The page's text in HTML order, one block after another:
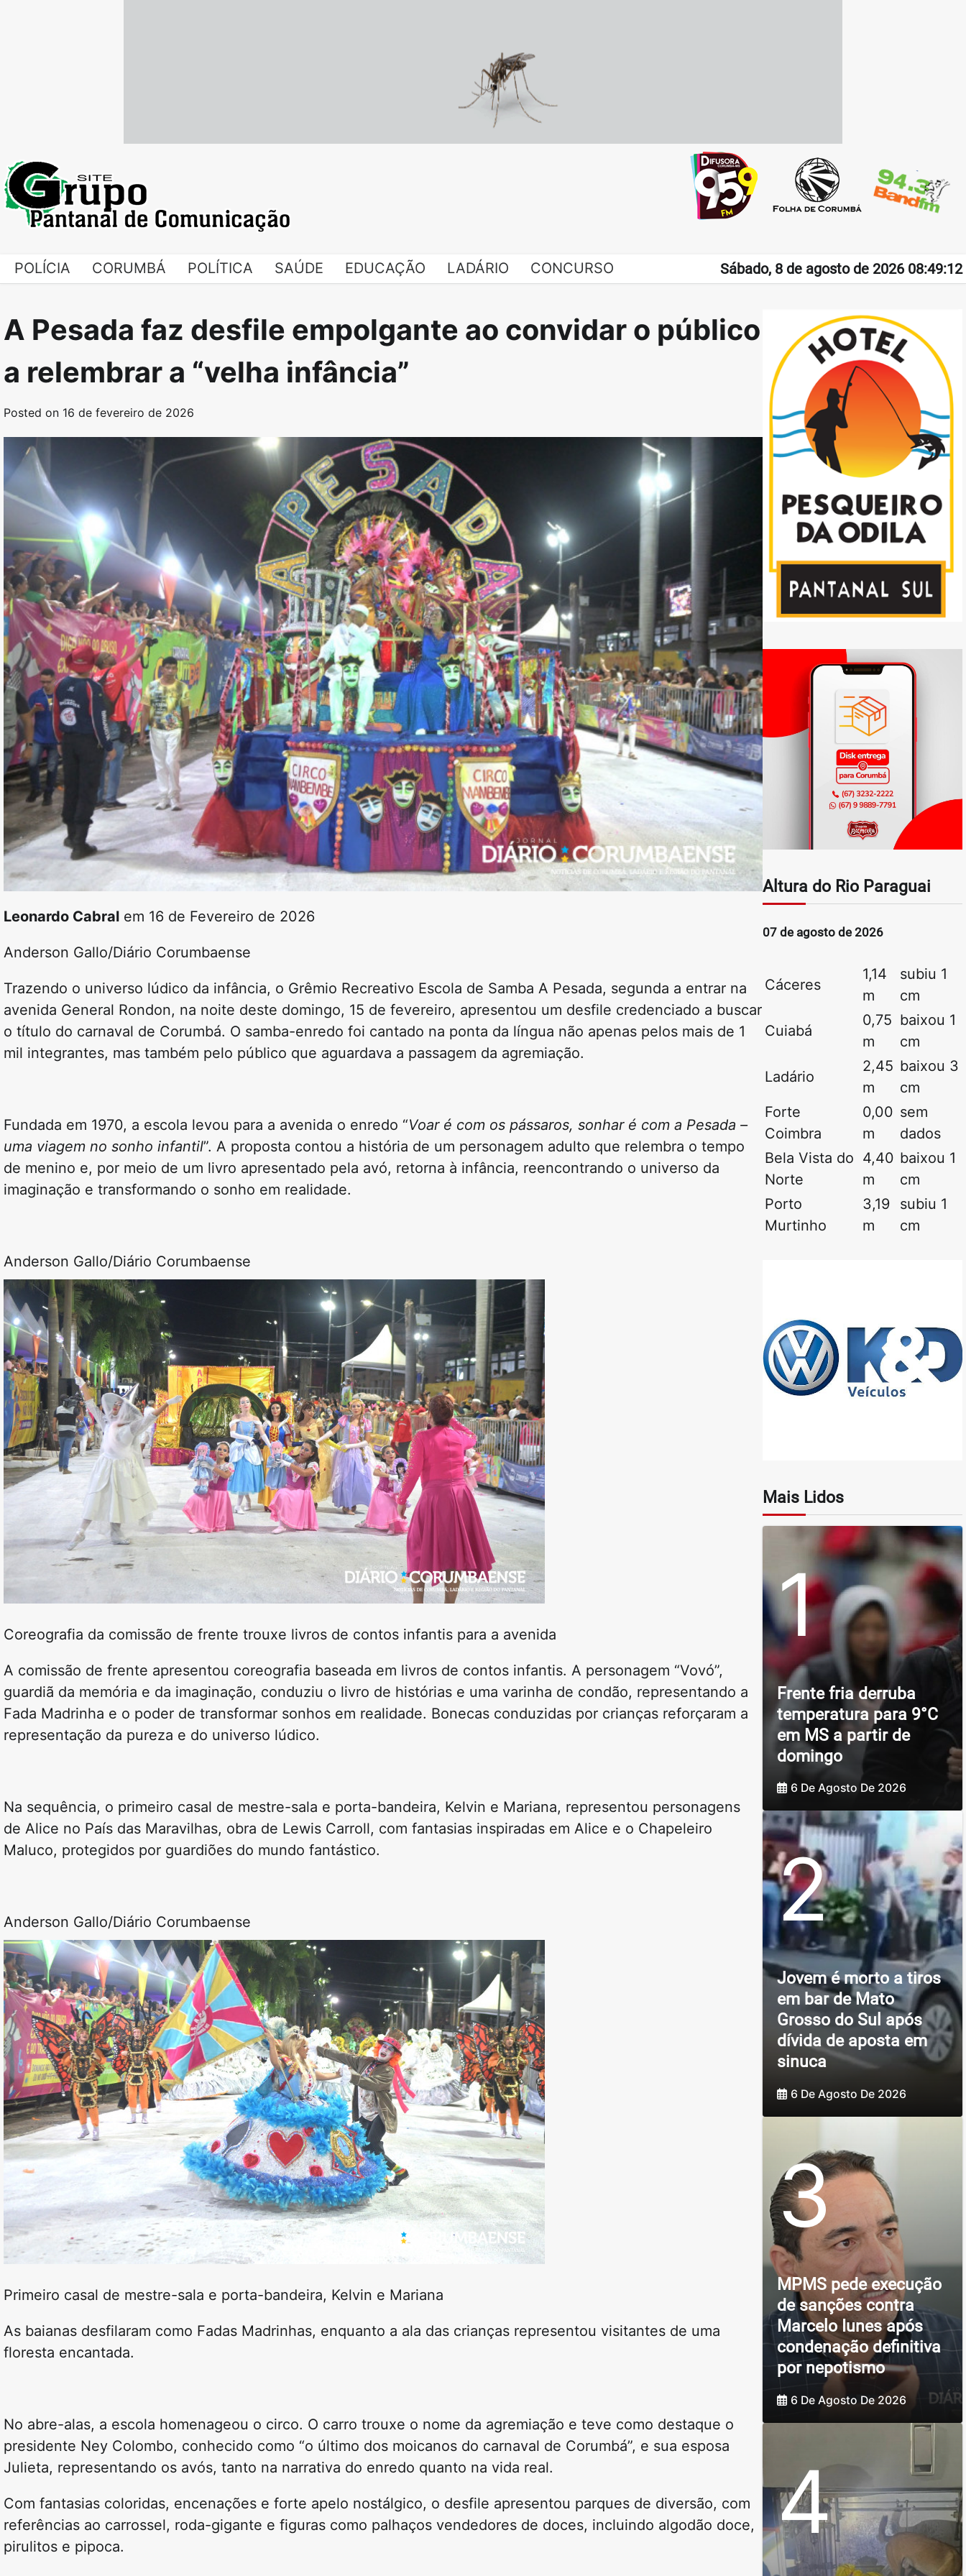
POLÍCIA CORUMBÁ POLÍTICA SAÚDE EDUCAÇÃO LADÁRIO CONCURSO Sábado, 8 de agosto de 2026 08:49:12
A Pesada faz desfile empolgante ao convidar o público
a relembrar a “velha infância”
Posted on 16 de fevereiro de 2026
Leonardo Cabral em 16 de Fevereiro de 2026
Anderson Gallo/Diário Corumbaense
Trazendo o universo lúdico da infância, o Grêmio Recreativo Escola de Samba A Pesada, segunda a entrar na
avenida General Rondon, na noite deste domingo, 15 de fevereiro, apresentou um desfile credenciado a buscar
o título do carnaval de Corumbá. O samba-enredo foi cantado na ponta da língua não apenas pelos mais de 1
mil integrantes, mas também pelo público que aguardava a passagem da agremiação.
Fundada em 1970, a escola levou para a avenida o enredo “Voar é com os pássaros, sonhar é com a Pesada –
uma viagem no sonho infantil”. A proposta contou a história de um personagem adulto que relembra o tempo
de menino e, por meio de um livro apresentado pela avó, retorna à infância, reencontrando o universo da
imaginação e transformando o sonho em realidade.
Anderson Gallo/Diário Corumbaense
Coreografia da comissão de frente trouxe livros de contos infantis para a avenida
A comissão de frente apresentou coreografia baseada em livros de contos infantis. A personagem “Vovó”,
guardiã da memória e da imaginação, conduziu o livro de histórias e uma varinha de condão, representando a
Fada Madrinha e o poder de transformar sonhos em realidade. Bonecas conduzidas por crianças reforçaram a
representação da pureza e do universo lúdico.
Na sequência, o primeiro casal de mestre-sala e porta-bandeira, Kelvin e Mariana, representou personagens
de Alice no País das Maravilhas, obra de Lewis Carroll, com fantasias inspiradas em Alice e o Chapeleiro
Maluco, protegidos por guardiões do mundo fantástico.
Anderson Gallo/Diário Corumbaense
Primeiro casal de mestre-sala e porta-bandeira, Kelvin e Mariana
As baianas desfilaram como Fadas Madrinhas, enquanto a ala das crianças representou visitantes de uma
floresta encantada.
No abre-alas, a escola homenageou o circo. O carro trouxe o nome da agremiação e teve como destaque o
presidente Ney Colombo, conhecido como “o último dos moicanos do carnaval de Corumbá”, e sua esposa
Julieta, representando os avós, tanto na narrativa do enredo quanto na vida real.
Com fantasias coloridas, encenações e forte apelo nostálgico, o desfile apresentou parques de diversão, com
referências ao carrossel, roda-gigante e figuras como palhaços vendedores de doces, incluindo algodão doce,
pirulitos e pipoca.
Altura do Rio Paraguai
07 de agosto de 2026
Cáceres
1,14
m
subiu 1
cm
Cuiabá
0,75
m
baixou 1
cm
Ladário
2,45
m
baixou 3
cm
Forte
Coimbra
0,00
m
sem
dados
Bela Vista do
Norte
4,40
m
baixou 1
cm
Porto
Murtinho
3,19
m
subiu 1
cm
Mais Lidos
1
Frente fria derruba
temperatura para 9°C
em MS a partir de
domingo
6 De Agosto De 2026
2
Jovem é morto a tiros
em bar de Mato
Grosso do Sul após
dívida de aposta em
sinuca
6 De Agosto De 2026
3
MPMS pede execução
de sanções contra
Marcelo Iunes após
condenação definitiva
por nepotismo
6 De Agosto De 2026
4